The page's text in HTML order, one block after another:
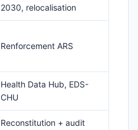
2030, relocalisation
Renforcement ARS
Health Data Hub, EDS-
CHU
Reconstitution + audit